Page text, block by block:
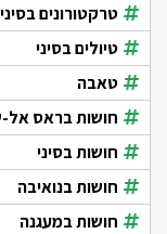
טרקטורונים בסיני
טיולים בסיני
טאבה
חושות בראס
חושות בסיני
חושות בנואיבה
חושות במעגנה